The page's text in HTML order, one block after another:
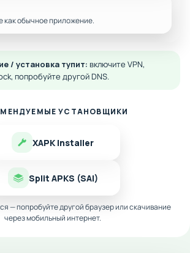
как обычное приложение.
/ установка тупит: включите VPN,
попробуйте другой DNS.
УСТАНОВЩИКИ
XAPK Installer
Split APKS (SAI)
— попробуйте другой браузер или скачивание
через мобильный интернет.